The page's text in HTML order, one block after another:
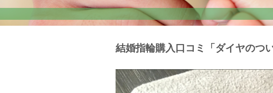
結婚指輪購入口コミ「ダイヤのつ